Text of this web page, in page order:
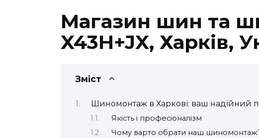
Магазин шин та
X43H+JX, Харків,
Зміст
Шиномонтаж в Харкові: ваш надійний
Якість і професіоналізм
Чому варто обрати наш